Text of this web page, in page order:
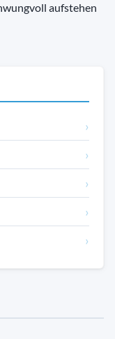
aufstehen
›
›
›
›
›